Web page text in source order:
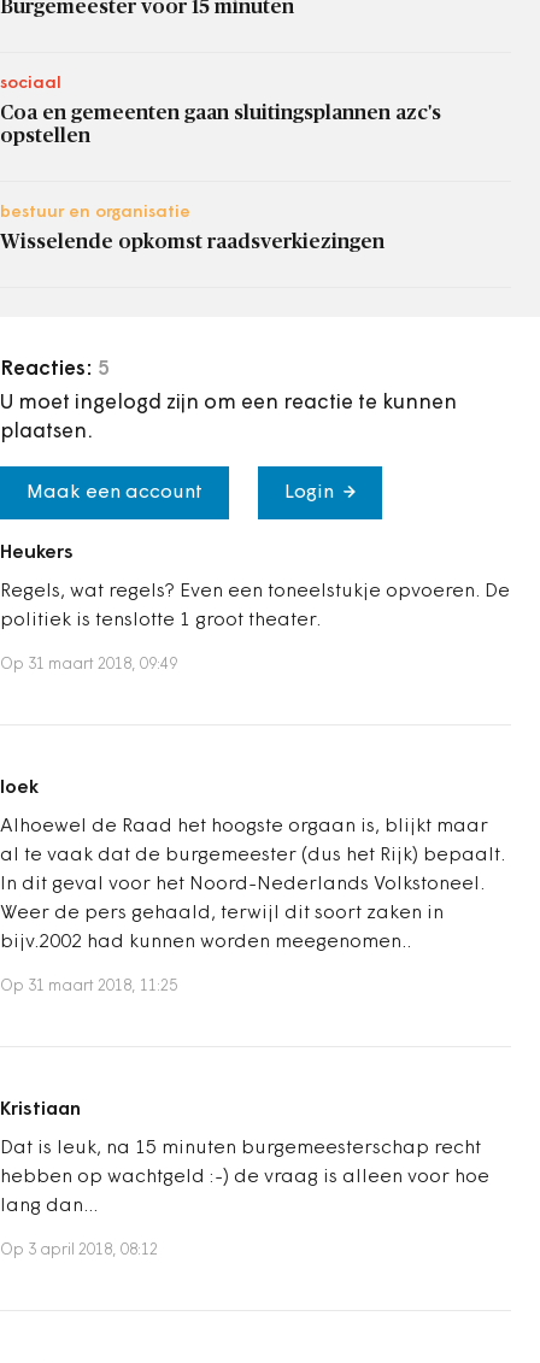
Burgemeester voor 15 minuten
sociaal
Coa en gemeenten gaan sluitingsplannen azc's
opstellen
bestuur en organisatie
Wisselende opkomst raadsverkiezingen
Reacties: 5
U moet ingelogd zijn om een reactie te kunnen
plaatsen.
Maak een account Login
Heukers
Regels, wat regels? Even een toneelstukje opvoeren. De
politiek is tenslotte 1 groot theater.
Op 31 maart 2018, 09:49
loek
Alhoewel de Raad het hoogste orgaan is, blijkt maar
al te vaak dat de burgemeester (dus het Rijk) bepaalt.
In dit geval voor het Noord-Nederlands Volkstoneel.
Weer de pers gehaald, terwijl dit soort zaken in
bijv.2002 had kunnen worden meegenomen..
Op 31 maart 2018, 11:25
Kristiaan
Dat is leuk, na 15 minuten burgemeesterschap recht
hebben op wachtgeld :-) de vraag is alleen voor hoe
lang dan...
Op 3 april 2018, 08:12